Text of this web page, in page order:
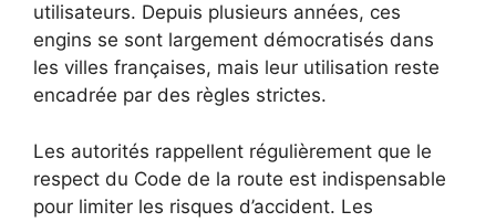
utilisateurs. Depuis plusieurs années, ces
engins se sont largement démocratisés dans
les villes françaises, mais leur utilisation reste
encadrée par des règles strictes.
Les autorités rappellent régulièrement que le
respect du Code de la route est indispensable
pour limiter les risques d’accident. Les